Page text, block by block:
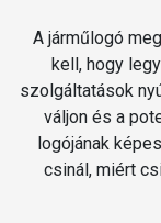
A járműlogó
kell, hogy
szolgáltatások
váljon és a
logójának
csinál, miért